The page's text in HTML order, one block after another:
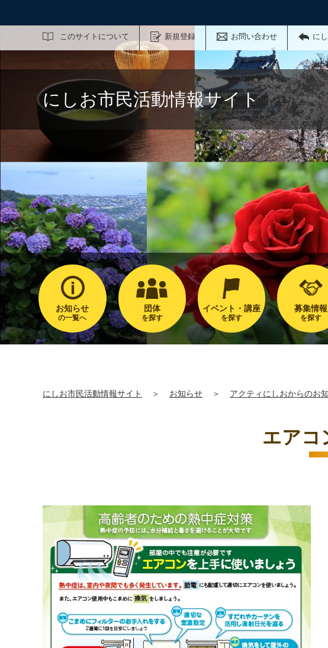
このサイトについて 新規登録 お問い合わせ に
サイト内検索
にしお市民活動情報サイト
お知らせ
の一覧へ
団体
を探す
イベント・講座
を探す
募集情報
を探す
にしお市民活動情報サイト ＞ お知らせ ＞ アクティにしおからのお
エアコ